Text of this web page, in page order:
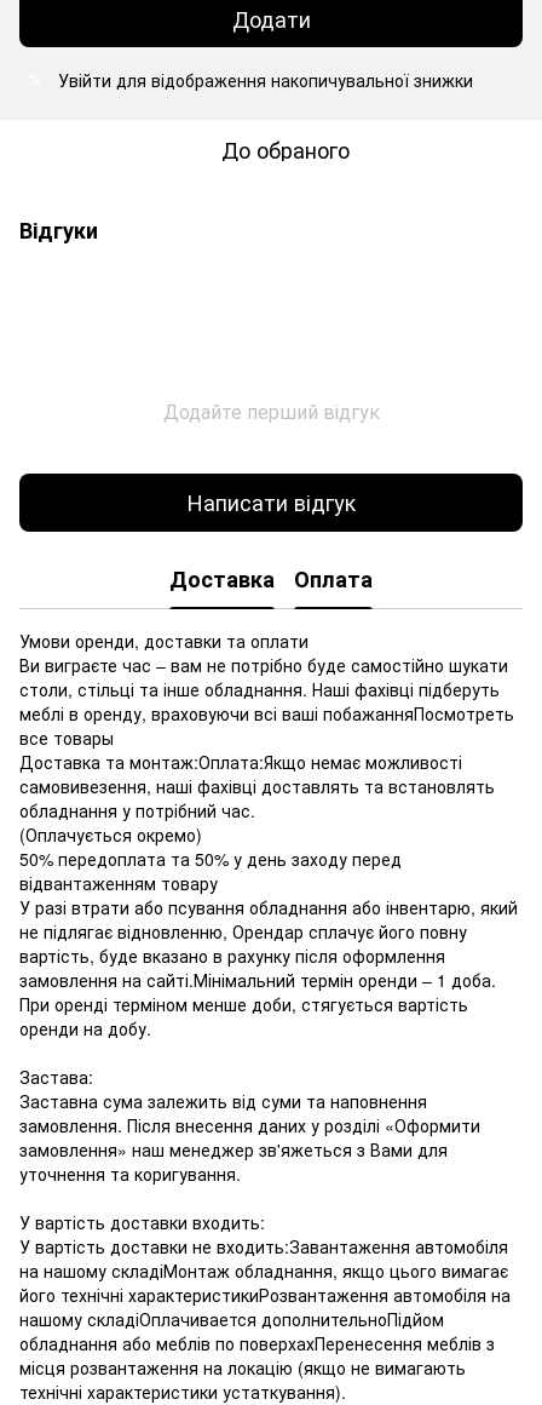
Додати
Увійти для відображення накопичувальної знижки
До обраного
Відгуки
Додайте перший відгук
Написати відгук
Доставка Оплата
Умови оренди, доставки та оплати
Ви виграєте час – вам не потрібно буде самостійно шукати
столи, стільці та інше обладнання. Наші фахівці підберуть
меблі в оренду, враховуючи всі ваші побажанняПосмотреть
все товары
Доставка та монтаж:Оплата:Якщо немає можливості
самовивезення, наші фахівці доставлять та встановлять
обладнання у потрібний час.
(Оплачується окремо)
50% передоплата та 50% у день заходу перед
відвантаженням товару
У разі втрати або псування обладнання або інвентарю, який
не підлягає відновленню, Орендар сплачує його повну
вартість, буде вказано в рахунку після оформлення
замовлення на сайті.Мінімальний термін оренди – 1 доба.
При оренді терміном менше доби, стягується вартість
оренди на добу.
Застава:
Заставна сума залежить від суми та наповнення
замовлення. Після внесення даних у розділі «Оформити
замовлення» наш менеджер зв'яжеться з Вами для
уточнення та коригування.
У вартість доставки входить:
У вартість доставки не входить:Завантаження автомобіля
на нашому складіМонтаж обладнання, якщо цього вимагає
його технічні характеристикиРозвантаження автомобіля на
нашому складіОплачивается дополнительноПідйом
обладнання або меблів по поверхахПеренесення меблів з
місця розвантаження на локацію (якщо не вимагають
технічні характеристики устаткування).